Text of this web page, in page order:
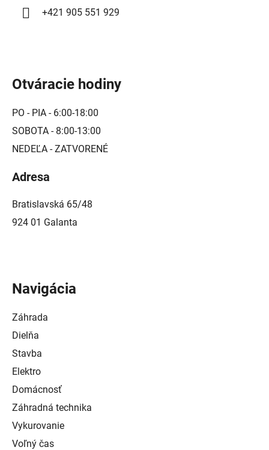
+421 905 551 929
Otváracie hodiny
PO - PIA - 6:00-18:00
SOBOTA - 8:00-13:00
NEDEĽA - ZATVORENÉ
Adresa
Bratislavská 65/48
924 01 Galanta
Navigácia
Záhrada
Dielňa
Stavba
Elektro
Domácnosť
Záhradná technika
Vykurovanie
Voľný čas